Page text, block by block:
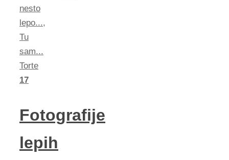
nesto
lepo...,
Tu
sam...
Torte
17
Fotografije
lepih